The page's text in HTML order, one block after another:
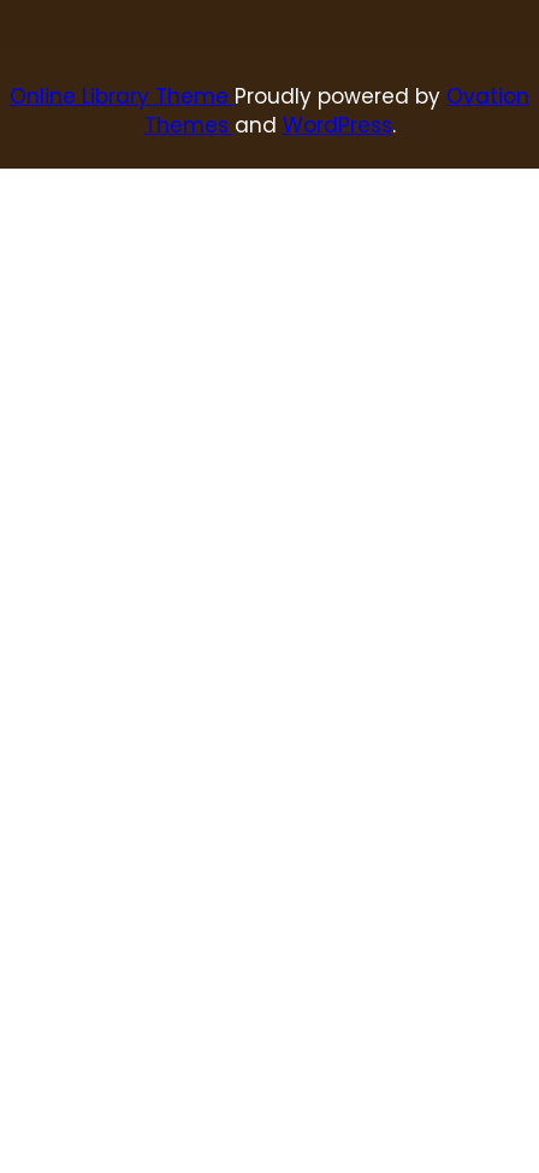
Online Library Theme Proudly powered by Ovation
Themes and WordPress.